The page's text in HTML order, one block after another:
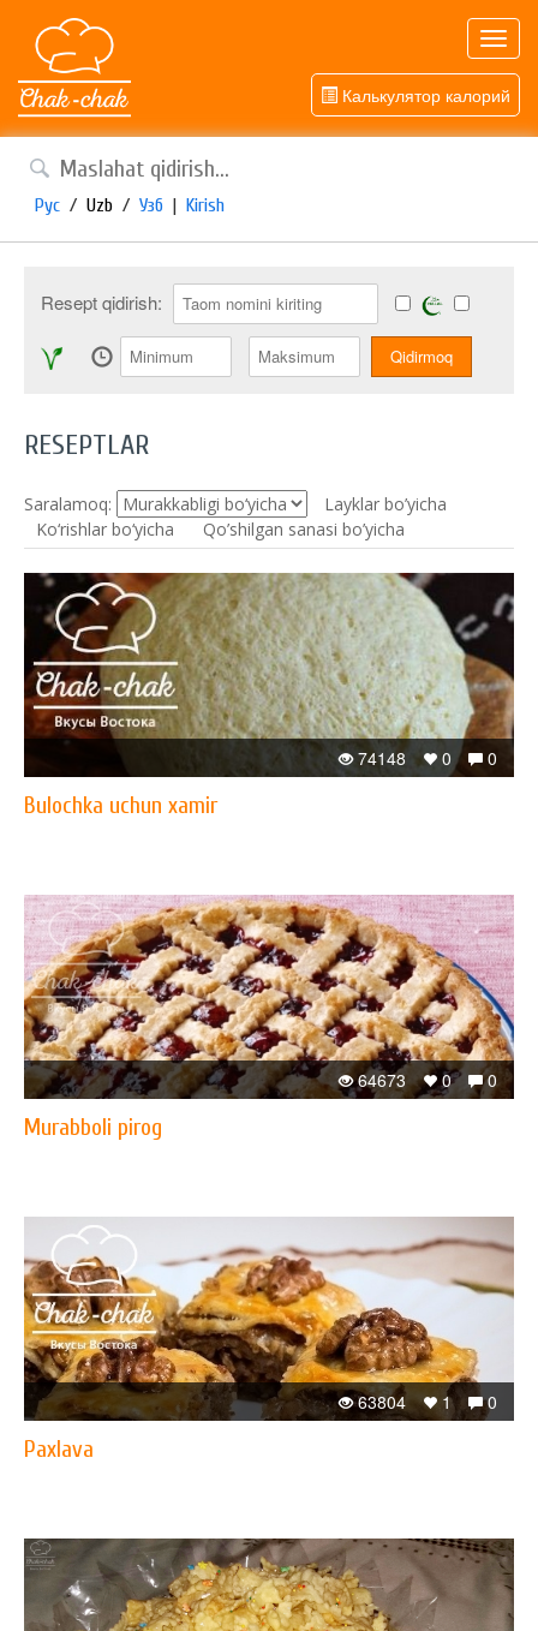
Калькулятор калорий
Рус / Uzb / Узб | Kirish
Resept qidirish:
RESEPTLAR
Saralamoq:
Layklar bo’yicha
Ko‘rishlar bo‘yicha
Qo’shilgan sanasi bo’yicha
0
0
74148
Bulochka uchun xamir
0
0
64673
Murabboli pirog
0
1
63804
Paxlava